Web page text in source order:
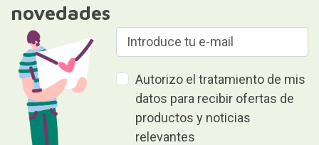
novedades
Autorizo el tratamiento de mis
datos para recibir ofertas de
productos y noticias
relevantes